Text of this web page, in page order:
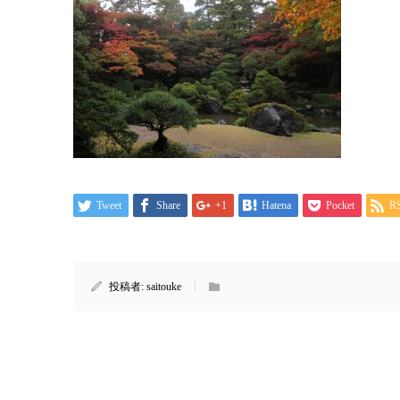
Tweet Share +1 Hatena Pocket
投稿者: saitouke